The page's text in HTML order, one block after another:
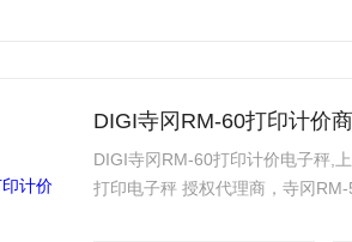
DIGI寺冈RM-60打印计价
DIGI寺冈RM-60打印计价电子秤,
打印电子秤 授权代理商，寺冈